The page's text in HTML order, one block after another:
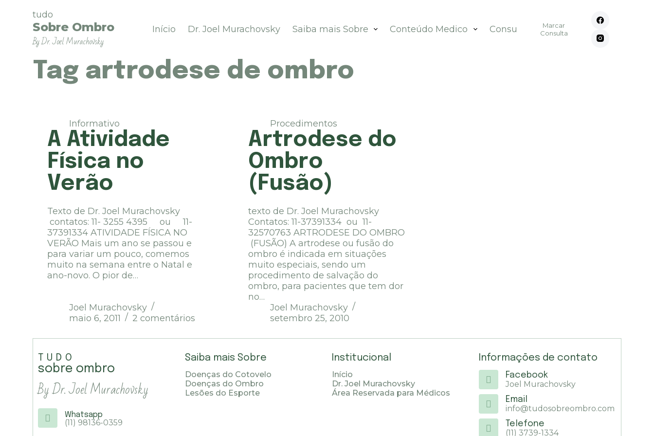
tudo
Sobre Ombro
By Dr. Joel Murachovsky
Início Dr. Joel Murachovsky Saiba mais Sobre Conteúdo Medico Consultórios Contato
Marcar
Consulta
Tag artrodese de ombro
Informativo
A Atividade
Física no
Verão
Texto de Dr. Joel Murachovsky
contatos: 11- 3255 4395 ou 11-
37391334 ATIVIDADE FÍSICA NO
VERÃO Mais um ano se passou e
para variar um pouco, comemos
muito na semana entre o Natal e
ano-novo. O pior de…
Joel Murachovsky
maio 6, 2011
2 comentários
Procedimentos
Artrodese do
Ombro
(Fusão)
texto de Dr. Joel Murachovsky
Contatos: 11-37391334 ou 11-
32570763 ARTRODESE DO OMBRO
(FUSÃO) A artrodese ou fusão do
ombro é indicada em situações
muito especiais, sendo um
procedimento de salvação do
ombro, para pacientes que tem dor
no…
Joel Murachovsky
setembro 25, 2010
TUDO
sobre ombro
By Dr. Joel Murachovsky
Whatsapp
(11) 98136-0359
Saiba mais Sobre
Doenças do Cotovelo
Doenças do Ombro
Lesões do Esporte
Institucional
Início
Dr. Joel Murachovsky
Área Reservada para Médicos
Informações de contato
Facebook
Joel Murachovsky
Email
info@tudosobreombro.com
Telefone
(11) 3739-1334